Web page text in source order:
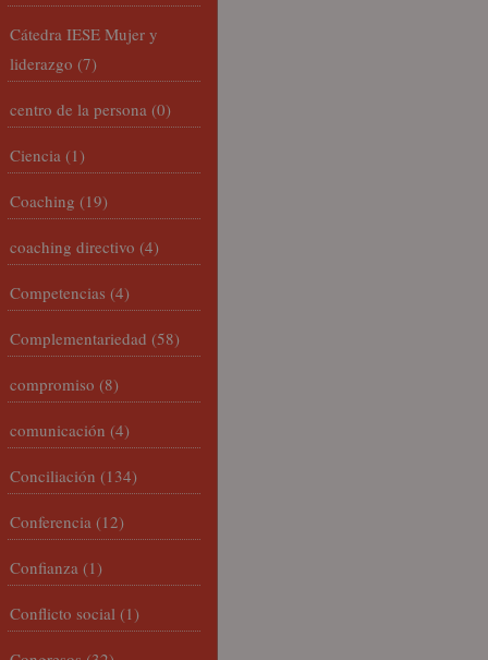
Cátedra IESE Mujer y
liderazgo (7)
centro de la persona (0)
Ciencia (1)
Coaching (19)
coaching directivo (4)
Competencias (4)
Complementariedad (58)
compromiso (8)
comunicación (4)
Conciliación (134)
Conferencia (12)
Confianza (1)
Conflicto social (1)